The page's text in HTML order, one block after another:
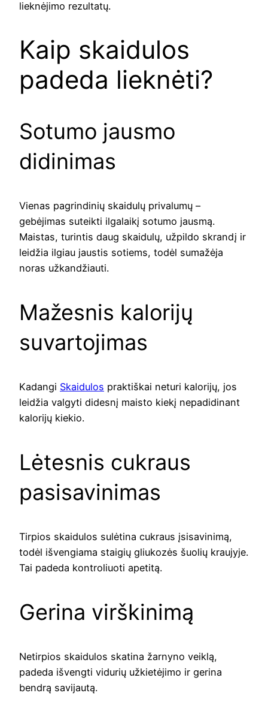
lieknėjimo rezultatų.
Kaip skaidulos
padeda lieknėti?
Sotumo jausmo
didinimas
Vienas pagrindinių skaidulų privalumų –
gebėjimas suteikti ilgalaikį sotumo jausmą.
Maistas, turintis daug skaidulų, užpildo skrandį ir
leidžia ilgiau jaustis sotiems, todėl sumažėja
noras užkandžiauti.
Mažesnis kalorijų
suvartojimas
Kadangi Skaidulos praktiškai neturi kalorijų, jos
leidžia valgyti didesnį maisto kiekį nepadidinant
kalorijų kiekio.
Lėtesnis cukraus
pasisavinimas
Tirpios skaidulos sulėtina cukraus įsisavinimą,
todėl išvengiama staigių gliukozės šuolių kraujyje.
Tai padeda kontroliuoti apetitą.
Gerina virškinimą
Netirpios skaidulos skatina žarnyno veiklą,
padeda išvengti vidurių užkietėjimo ir gerina
bendrą savijautą.